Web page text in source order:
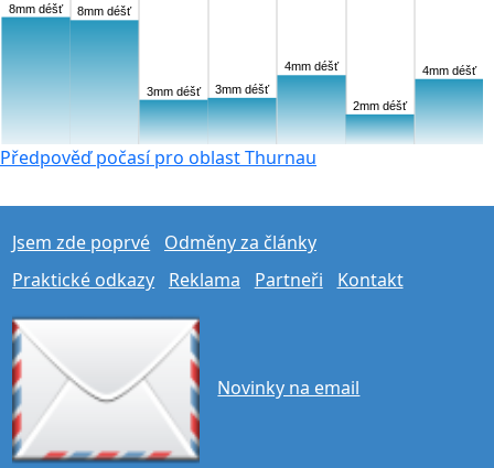
8mm déšť 8mm déšť
3mm déšť 3mm déšť
4mm déšť
2mm déšť
4mm déšť
Předpověď počasí pro oblast Thurnau
Jsem zde poprvé
Odměny za články
Praktické odkazy
Reklama Partneři Kontakt
Novinky na email